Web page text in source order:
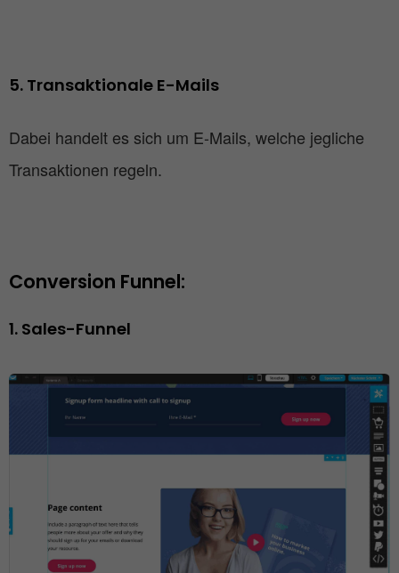
5. Transaktionale E-Mails
Dabei handelt es sich um E-Mails, welche jegliche
Transaktionen regeln.
Conversion Funnel:
1. Sales-Funnel